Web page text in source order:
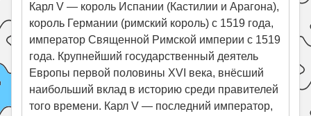
Карл V — король Испании (Кастилии и Арагона),
король Германии (римский король) с 1519 года,
император Священной Римской империи с 1519
года. Крупнейший государственный деятель
Европы первой половины XVI века, внёсший
наибольший вклад в историю среди правителей
того времени. Карл V — последний император,